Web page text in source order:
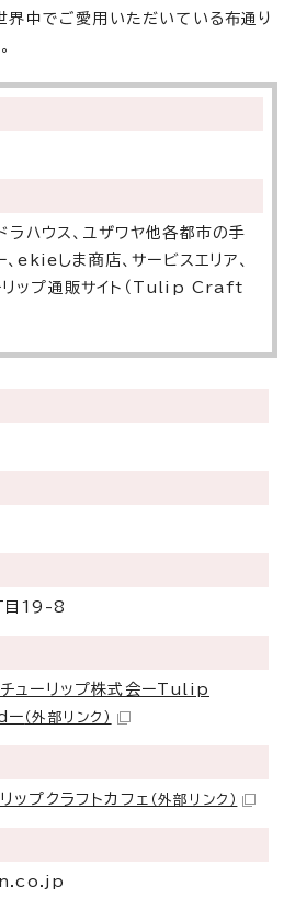
界中でご愛用いただいている布通り
ラハウス、ユザワヤ他各都市の手
、ekieしま商店、サービスエリア、
リップ通販サイト（Tulip Craft
目19-8
チューリップ株式会ーTulip
（外部リンク）
プクラフトカフェ （外部リンク）